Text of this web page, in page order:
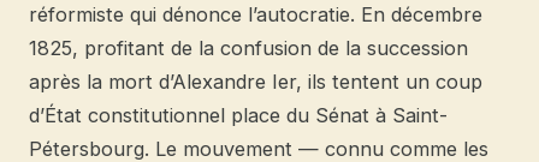
réformiste qui dénonce l’autocratie. En décembre
1825, profitant de la confusion de la succession
après la mort d’Alexandre Ier, ils tentent un coup
d’État constitutionnel place du Sénat à Saint-
Pétersbourg. Le mouvement — connu comme les